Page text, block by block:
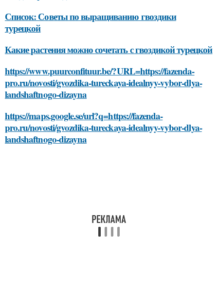
Список: Советы по выращиванию гвоздики
турецкой
Какие растения можно сочетать с гвоздикой турецкой
https://www.puurconfituur.be/?URL=https://fazenda-
pro.ru/novosti/gvozdika-tureckaya-idealnyy-vybor-dlya-
landshaftnogo-dizayna
https://maps.google.se/url?q=https://fazenda-
pro.ru/novosti/gvozdika-tureckaya-idealnyy-vybor-dlya-
landshaftnogo-dizayna